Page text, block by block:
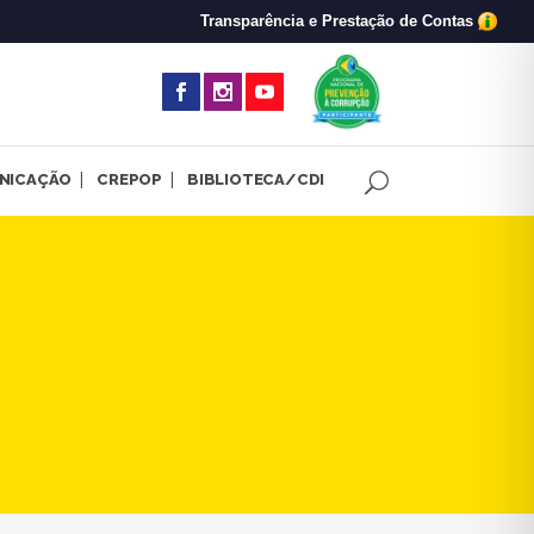
Transparência e Prestação de Contas
CREPOP BIBLIOTECA/CDI
são tema de live do